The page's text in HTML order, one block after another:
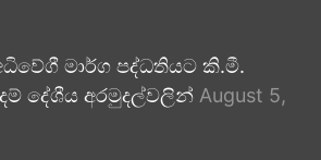
මාර්ග පද්ධතියට කි.මී.
දේශීය අරමුදල්වලින් August 5,